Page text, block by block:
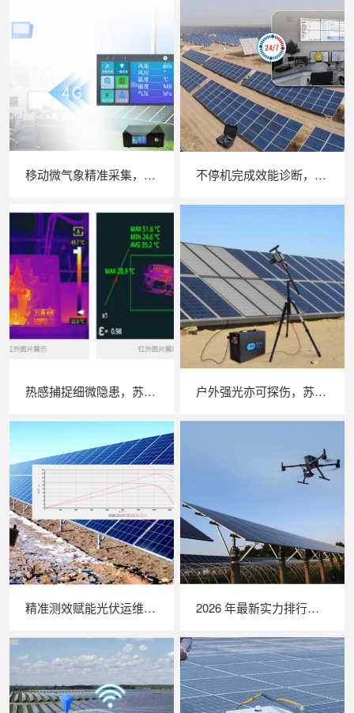
移动微气象精准采集，苏州 LAILX LXH506 便携式气象站补齐光伏检测环境数据短板 不停机完成效能诊断，苏州 LAILX LX‑PE93 逆变器综合测试仪筑牢光伏电站效能底座
热感捕捉细微隐患，苏州 LAILX LX‑F300 手持红外热成像仪赋能光伏安全运维 户外强光亦可探伤，苏州 LAILX LXG30 便携式 EL 检测仪重塑光伏组件无损检测标准
精准测效赋能光伏运维，苏州 LAILX LX‑PV32 便携式 IV 测试仪打造现场检测新标杆 2026 年最新实力排行｜无人机 EL 检测系统 TOP 推荐，LAILX LXH210 深度解析